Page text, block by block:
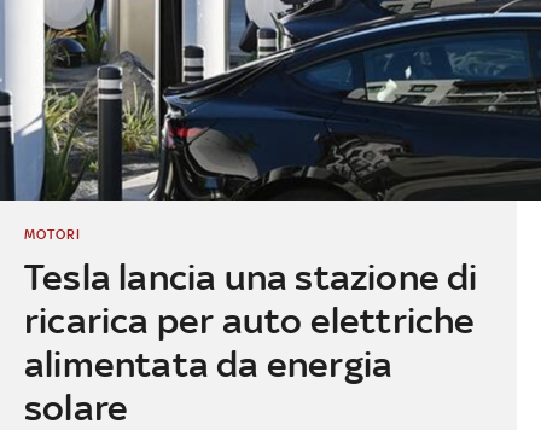
Tesla lancia una stazione di
ricarica per auto elettriche
alimentata da energia
solare
MOTORI